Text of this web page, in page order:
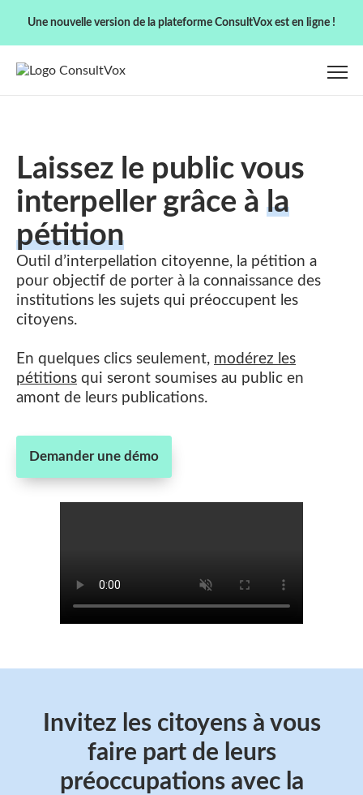
Une nouvelle version de la plateforme ConsultVox est en ligne !
Laissez le public vous
interpeller grâce à la
pétition
Outil d’interpellation citoyenne, la pétition a
pour objectif de porter à la connaissance des
institutions les sujets qui préoccupent les
citoyens.
En quelques clics seulement, modérez les
pétitions qui seront soumises au public en
amont de leurs publications.
Demander une démo
Invitez les citoyens à vous
faire part de leurs
préoccupations avec la